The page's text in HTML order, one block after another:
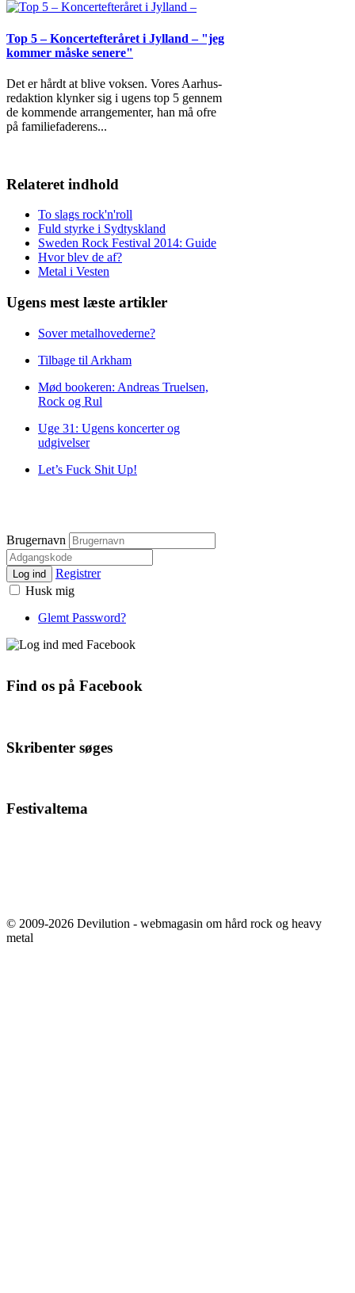
Top 5 – Koncertefteråret i Jylland – "jeg
kommer måske senere"
Det er hårdt at blive voksen. Vores Aarhus-
redaktion klynker sig i ugens top 5 gennem
de kommende arrangementer, han må ofre
på familiefaderens...
Relateret indhold
To slags rock'n'roll
Fuld styrke i Sydtyskland
Sweden Rock Festival 2014: Guide
Hvor blev de af?
Metal i Vesten
Ugens mest læste artikler
Sover metalhovederne?
Tilbage til Arkham
Mød bookeren: Andreas Truelsen,
Rock og Rul
Uge 31: Ugens koncerter og
udgivelser
Let’s Fuck Shit Up!
Brugernavn
Log ind
Registrer
Husk mig
Glemt Password?
Find os på Facebook
Skribenter søges
Festivaltema
© 2009-2026 Devilution - webmagasin om hård rock og heavy
metal